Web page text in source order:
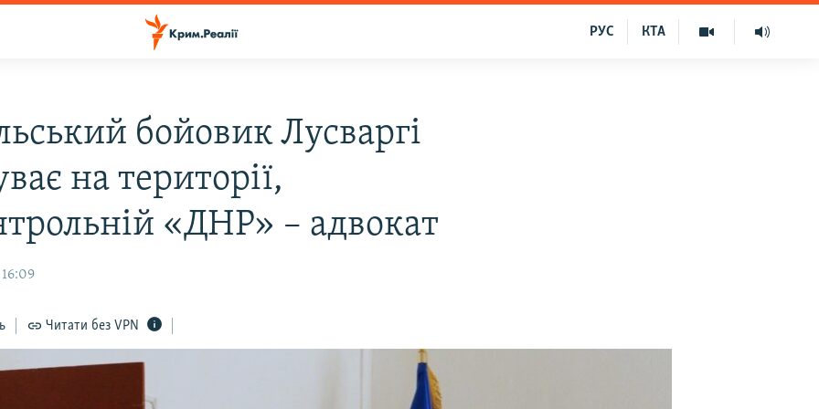
КТА
РУС
бойовик Лусваргі
на території,
«ДНР» – адвокат
16:09
Читати без VPN